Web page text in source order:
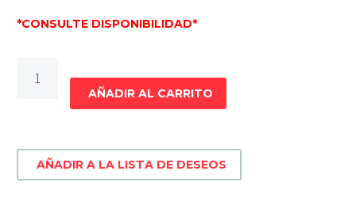
*CONSULTE DISPONIBILIDAD*
HORIZONTAL
LITROS
FHENX16100
cantidad
AÑADIR AL CARRITO
AÑADIR A LA LISTA DE DESEOS